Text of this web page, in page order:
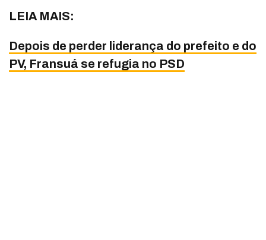
LEIA MAIS:
Depois de perder liderança do prefeito e do
PV, Fransuá se refugia no PSD